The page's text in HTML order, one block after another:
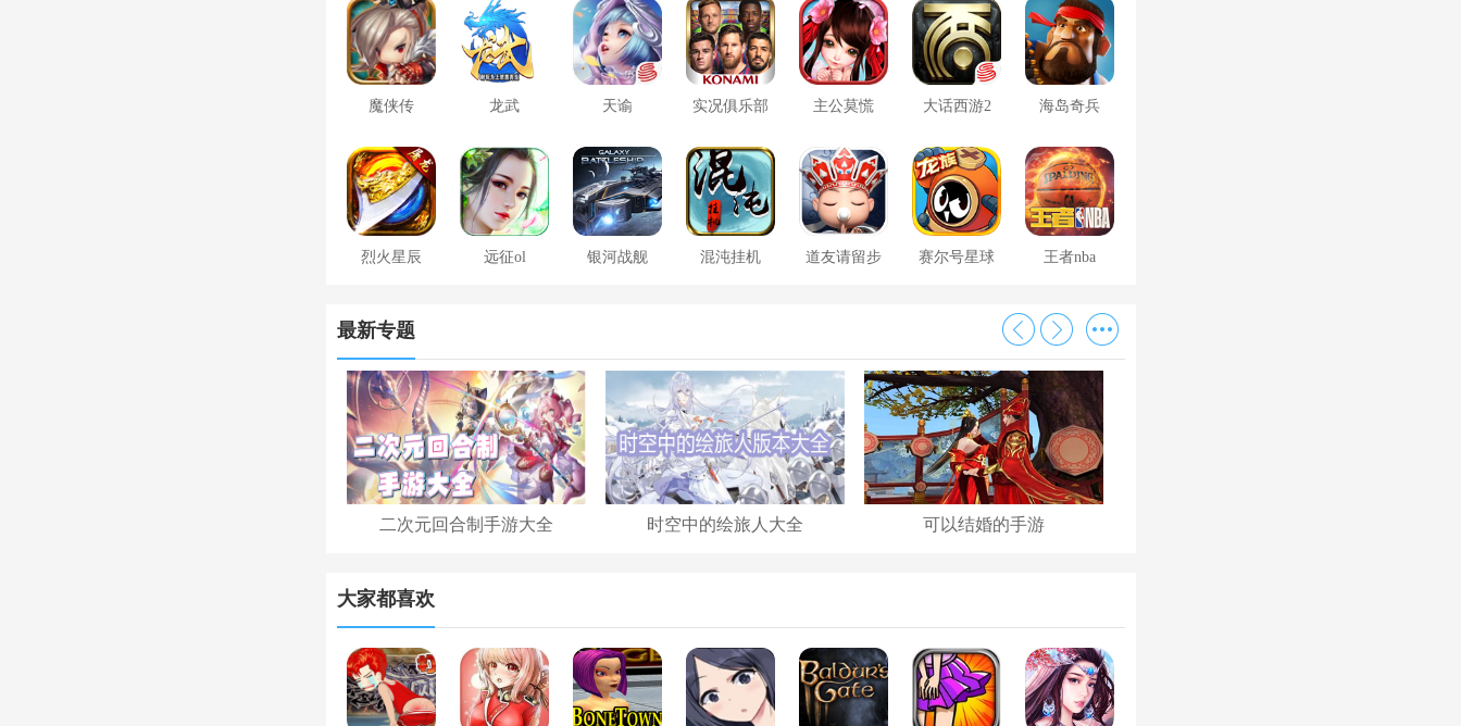
魔侠传 龙武 天谕 实况俱乐部 主公莫慌 大话西游2 海岛奇兵
烈火星辰 远征ol 银河战舰 混沌挂机 道友请留步 赛尔号星球 王者nba
最新专题
二次元回合制手游大全 时空中的绘旅人大全 可以结婚的手游
大家都喜欢